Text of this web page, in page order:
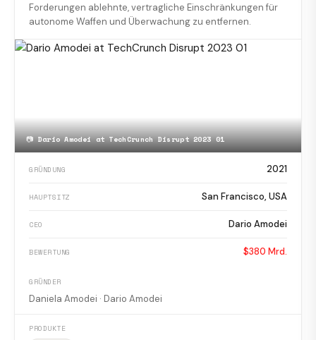
Forderungen ablehnte, vertragliche Einschränkungen für
autonome Waffen und Überwachung zu entfernen.
📷Dario Amodei at TechCrunch Disrupt 2023 01
GRÜNDUNG 2021
HAUPTSITZ San Francisco, USA
CEO Dario Amodei
BEWERTUNG $380 Mrd.
GRÜNDER
Daniela Amodei · Dario Amodei
PRODUKTE